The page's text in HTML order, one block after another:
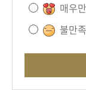
매우
불만족